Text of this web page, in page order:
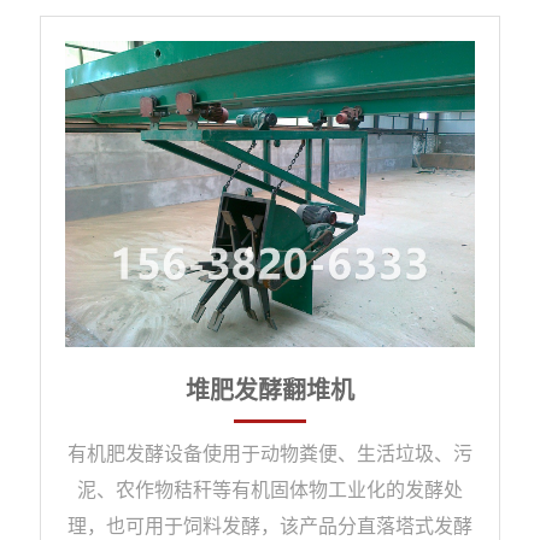
清理。链式粉碎机主要技术参数： 型号 Model
进料粒度 mm粉碎
堆肥发酵翻堆机
有机肥发酵设备使用于动物粪便、生活垃圾、污
泥、农作物秸秆等有机固体物工业化的发酵处
理，也可用于饲料发酵，该产品分直落塔式发酵